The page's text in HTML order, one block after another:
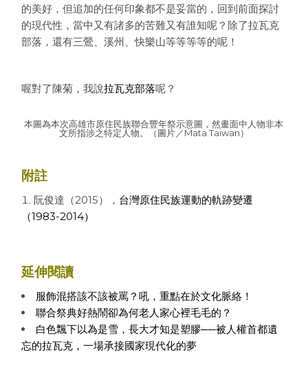
的美好，但追加的任何印象都不是妥當的，回到前面探討
的現代性，當中又有諸多的苦難又有誰知呢？除了拉瓦克
部落，還有三鶯、溪州、快樂山等等等等的呢！
喔對了陳菊，我說拉瓦克部落呢？
本圖為本次高雄市原住民族聯合豐年祭示意圖，然畫面中人物非本
文所指涉之特定人物。（圖片／Mata Taiwan）
附註
阮俊達（2015）， 台灣原住民族運動的軌跡變遷
（1983-2014）
延伸閱讀
服飾混搭該不該被罵？吼，重點在於文化脈絡！
聯合祭典好熱鬧卻為何老人家心裡毛毛的？
白色飄下以為是雪，長大才知是塑膠──被人權首都遺
忘的拉瓦克，一場承接國家現代化的夢